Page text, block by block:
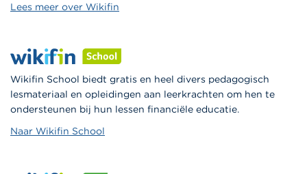
Lees meer over Wikifin
Wikifin School biedt gratis en heel divers pedagogisch
lesmateriaal en opleidingen aan leerkrachten om hen te
ondersteunen bij hun lessen financiële educatie.
Naar Wikifin School